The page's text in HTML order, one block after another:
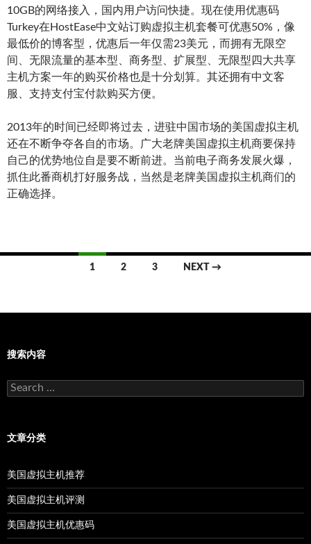
10GB的网络接入，国内用户访问快捷。现在使用优惠码
Turkey在HostEase中文站订购虚拟主机套餐可优惠50%，像
最低价的博客型，优惠后一年仅需23美元，而拥有无限空
间、无限流量的基本型、商务型、扩展型、无限型四大共享
主机方案一年的购买价格也是十分划算。其还拥有中文客
服、支持支付宝付款购买方便。
2013年的时间已经即将过去，进驻中国市场的美国虚拟主机
还在不断争夺各自的市场。广大老牌美国虚拟主机商要保持
自己的优势地位自是要不断前进。当前电子商务发展火爆，
抓住此番商机打好服务战，当然是老牌美国虚拟主机商们的
正确选择。
1 2 3 NEXT →
搜索内容
Search
for:
文章分类
美国虚拟主机推荐
美国虚拟主机评测
美国虚拟主机优惠码